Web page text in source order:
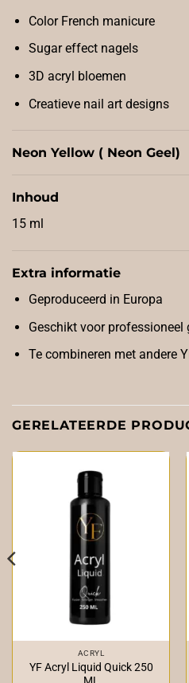
Color French manicure
Sugar effect nagels
3D acryl bloemen
Creatieve nail art designs
Neon Yellow ( Neon Geel)
Inhoud
15 ml
Extra informatie
Geproduceerd in Europa
Geschikt voor professioneel
Te combineren met andere
GERELATEERDE
ACRYL
YF Acryl Liquid Quick 250